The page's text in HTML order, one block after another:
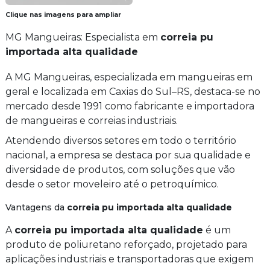
Clique nas imagens para ampliar
MG Mangueiras: Especialista em correia pu
importada alta qualidade
A MG Mangueiras, especializada em mangueiras em
geral e localizada em Caxias do Sul–RS, destaca-se no
mercado desde 1991 como fabricante e importadora
de mangueiras e correias industriais.
Atendendo diversos setores em todo o território
nacional, a empresa se destaca por sua qualidade e
diversidade de produtos, com soluções que vão
desde o setor moveleiro até o petroquímico.
Vantagens da correia pu importada alta qualidade
A correia pu importada alta qualidade é um
produto de poliuretano reforçado, projetado para
aplicações industriais e transportadoras que exigem